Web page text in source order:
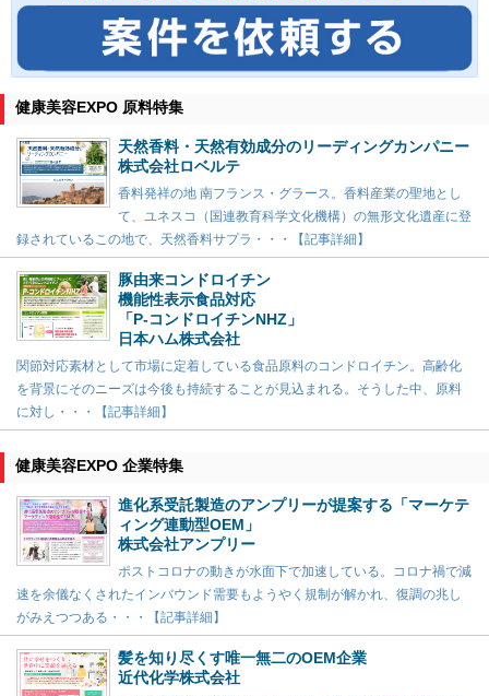
健康美容EXPO 原料特集
天然香料・天然有効成分のリーディングカンパニー
株式会社ロベルテ
香料発祥の地 南フランス・グラース。香料産業の聖地とし
て、ユネスコ（国連教育科学文化機構）の無形文化遺産に登
録されているこの地で、天然香料サプラ・・・【記事詳細】
豚由来コンドロイチン
機能性表示食品対応
「P-コンドロイチンNHZ」
日本ハム株式会社
関節対応素材として市場に定着している食品原料のコンドロイチン。高齢化
を背景にそのニーズは今後も持続することが見込まれる。そうした中、原料
に対し・・・【記事詳細】
健康美容EXPO 企業特集
進化系受託製造のアンプリーが提案する「マーケテ
ィング連動型OEM」
株式会社アンプリー
ポストコロナの動きが水面下で加速している。コロナ禍で減
速を余儀なくされたインバウンド需要もようやく規制が解かれ、復調の兆し
がみえつつある・・・【記事詳細】
髪を知り尽くす唯一無二のOEM企業
近代化学株式会社